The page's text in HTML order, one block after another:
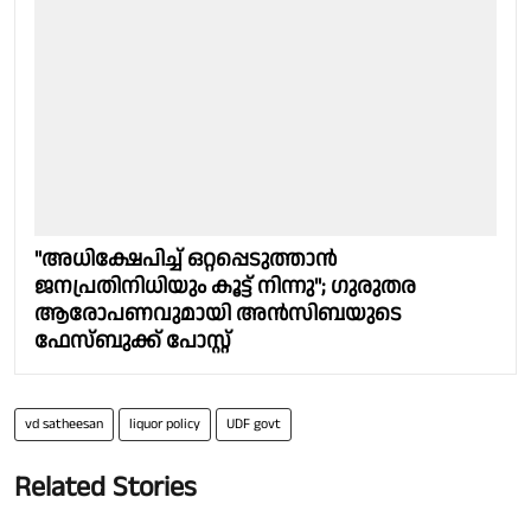
"അധിക്ഷേപിച്ച് ഒറ്റപ്പെടുത്താൻ
ജനപ്രതിനിധിയും കൂട്ട് നിന്നു"; ഗുരുതര
ആരോപണവുമായി അൻസിബയുടെ
ഫേസ്ബുക്ക് പോസ്റ്റ്
vd satheesan liquor policy UDF govt
Related Stories